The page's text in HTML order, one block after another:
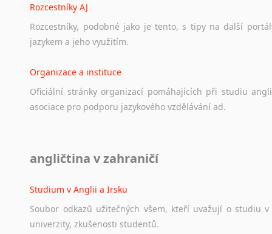
Rozcestníky AJ
Rozcestníky, podobné jako je tento, s tipy na další
jazykem a jeho využitím.
Organizace a instituce
Oficiální stránky organizací pomáhajících při studiu
asociace pro podporu jazykového vzdělávání ad.
Ať už se jedná o česká diskusní
angličtina v zahraničí
Studium v Anglii a Irsku
Soubor odkazů užitečných všem, kteří uvažují o studiu v
univerzity, zkušenosti studentů.